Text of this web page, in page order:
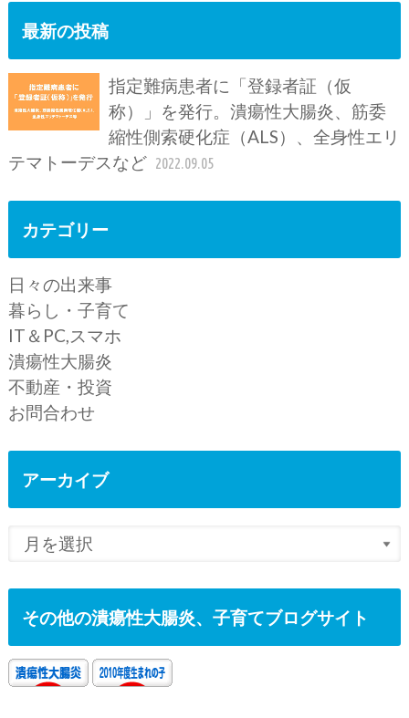
最新の投稿
指定難病患者に「登録者証（仮
称）」を発行。潰瘍性大腸炎、筋委
縮性側索硬化症（ALS）、全身性エリ
テマトーデスなど 2022.09.05
カテゴリー
日々の出来事
暮らし・子育て
IT＆PC,スマホ
潰瘍性大腸炎
不動産・投資
お問合わせ
アーカイブ
その他の潰瘍性大腸炎、子育てブログサイト